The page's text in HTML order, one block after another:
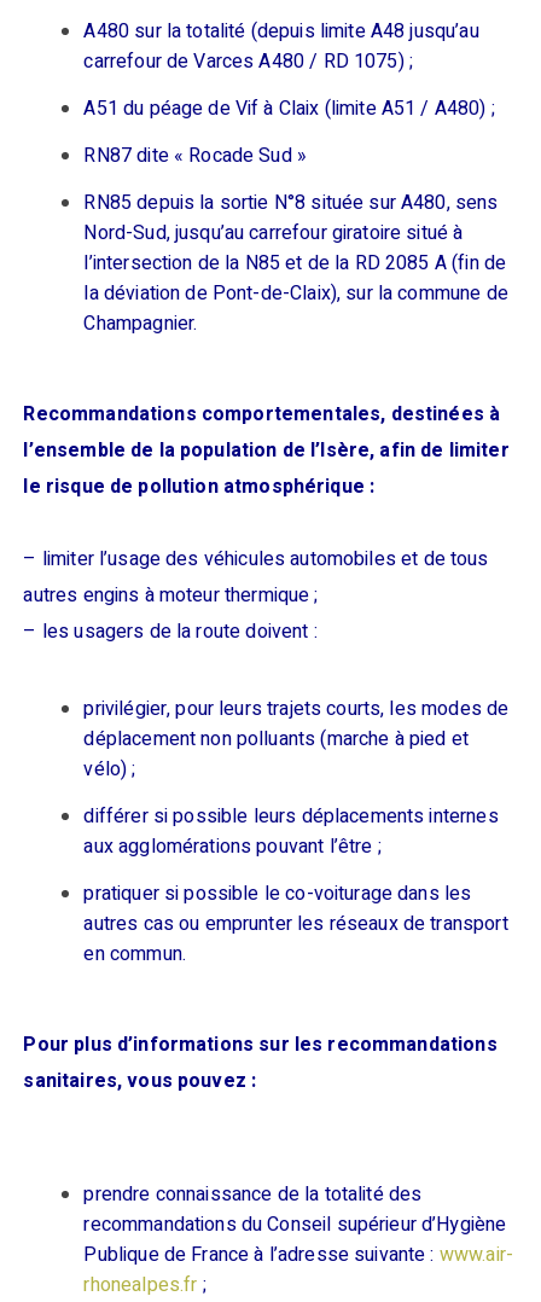
A480 sur la totalité (depuis limite A48 jusqu’au
carrefour de Varces A480 / RD 1075) ;
A51 du péage de Vif à Claix (limite A51 / A480) ;
RN87 dite « Rocade Sud »
RN85 depuis la sortie N°8 située sur A480, sens
Nord-Sud, jusqu’au carrefour giratoire situé à
l’intersection de la N85 et de la RD 2085 A (fin de
la déviation de Pont-de-Claix), sur la commune de
Champagnier.
Recommandations comportementales, destinées à
l’ensemble de la population de l’Isère, afin de limiter
le risque de pollution atmosphérique :
– limiter l’usage des véhicules automobiles et de tous
autres engins à moteur thermique ;
– les usagers de la route doivent :
privilégier, pour leurs trajets courts, les modes de
déplacement non polluants (marche à pied et
vélo) ;
différer si possible leurs déplacements internes
aux agglomérations pouvant l’être ;
pratiquer si possible le co-voiturage dans les
autres cas ou emprunter les réseaux de transport
en commun.
Pour plus d’informations sur les recommandations
sanitaires, vous pouvez :
prendre connaissance de la totalité des
recommandations du Conseil supérieur d’Hygiène
Publique de France à l’adresse suivante : www.air-
rhonealpes.fr ;